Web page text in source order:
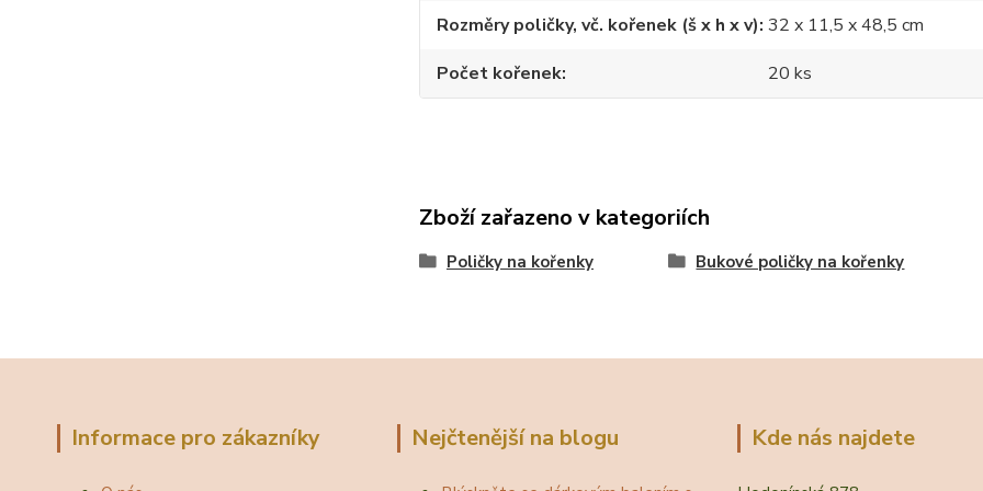
Rozměry poličky, vč. kořenek (š x h x v) 32 x 11,5 x 48,5 cm
Počet kořenek
20 ks
Zboží zařazeno v kategoriích
Poličky na kořenky Bukové poličky na kořenky
Informace pro zákazníky Nejčtenější na blogu Kde nás najdete